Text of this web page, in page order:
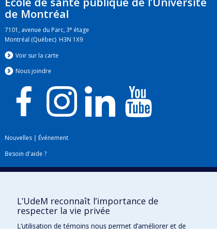
de Montréal
7101, avenue du Parc, 3e étage
Montréal (Québec) H3N 1X9
Voir sur la carte
Nous joindre
Nouvelles | Événement
Besoin d'aide ?
Plan du site|Accessibilité
L’UdeM reconnaît l’importance de
respecter la vie privée
L’utilisation de témoins nous permet d’améliorer et de